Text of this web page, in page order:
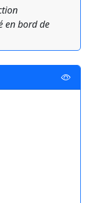
en bord de